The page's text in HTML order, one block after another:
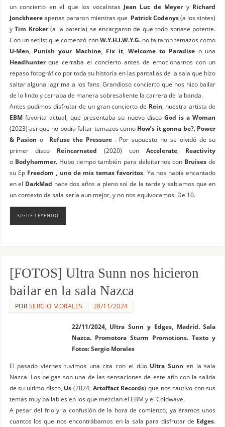
un concierto en el que los vocalistas Jean Luc de Meyery Richard
Jonckheereapenas pararon mientras que Patrick Codenys(a los sintes)
yTim Kroker(a la batería) se encargaron de que todo sonase potente.
Con un setlist que comenzó conW.Y.H.I.W.Y.G.no faltaron temazos como
U-Men
Punish your Machine Fix it Welcome to Paradiseo una
Headhunterque cerraba el concierto antes de emocionarnos con un
repaso fotográfico por toda su historia en las pantallas de la sala que hizo
saltar alguna lagrima a los fans. Grandioso concierto que nos hizo bailar
de lo lindo y cerraba de manera sobresaliente la carrera de la banda.
Antes pudimos disfrutar de un gran concierto de Rein , nuestra artista de
EBMfavorita actual, que presentaba su nuevo disco God is a Woman
(2023) asi que no podía faltar temazos como How’s it gonna be?, Power
& Pasion o Refuse the Pressure. Por supuesto no se olvidó de su
primer disco Reincarnated (2020) con Accelerate, Reactivity
o Bodyhammer. Hubo tiempo también para deleitarnos con Bruises de
su Ep Freedom , uno de mis temas favoritos. Ya nos había encantado
en el DarkMad hace dos años a pleno sol de la tarde y sabiamos que en
un contexto de sala sería aun mejor, y no nos equivocamos. De 10.
SIGUE LEYENDO
[FOTOS] Ultra Sunn nos hicieron
bailar en la sala Nazca
POR SERGIO MORALES 28/11/2024
22/11/2024, Ultra Sunn y Edges, Madrid. Sala
Nazca. Promotora Sturm Promotions. Texto y
Fotos: Sergio Morales
El pasado viernes tuvimos una cita con el dúo Ultra Sunn en la sala
Nazca. Los belgas son una de las sensaciones de este año con la salida
de su ultimo disco, Us (2024, Artoffact Records) que nos cautivo con sus
temas muy bailables en los que mezclan el EBM y el Coldwave.
A pesar del frio y la confusión de la hora de comienzo, ya éramos unos
cuantos los que nos encontrábamos en la sala para disfrutar de Edges.